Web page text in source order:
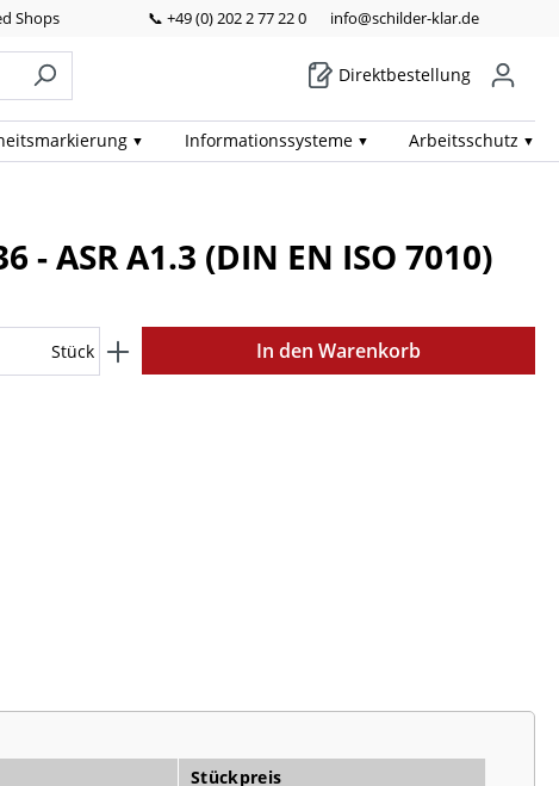
Shops 📞 +49 (0) 202 2 77 22 0 info@schilder-klar.de
Direktbestellung
Informations­systeme Arbeits­schutz
A1.3 (DIN EN ISO 7010)
Stück In den Warenkorb
Stückpreis